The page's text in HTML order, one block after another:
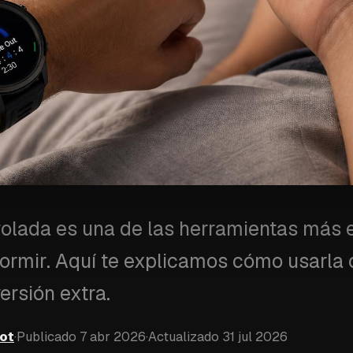
es una de las herramientas más
Aquí te explicamos cómo
extra.
·Publicado 7 abr 2026·Actualizado 31 jul 2026